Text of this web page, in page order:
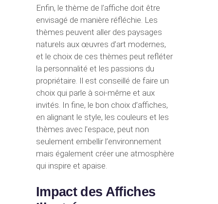
Enfin, le thème de l’affiche doit être
envisagé de manière réfléchie. Les
thèmes peuvent aller des paysages
naturels aux œuvres d’art modernes,
et le choix de ces thèmes peut refléter
la personnalité et les passions du
propriétaire. Il est conseillé de faire un
choix qui parle à soi-même et aux
invités. In fine, le bon choix d’affiches,
en alignant le style, les couleurs et les
thèmes avec l’espace, peut non
seulement embellir l’environnement
mais également créer une atmosphère
qui inspire et apaise.
Impact des Affiches